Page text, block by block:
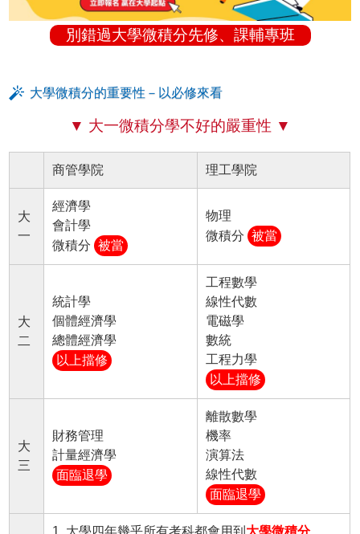
別錯過大學微積分先修、課輔專班
大學微積分的重要性－以必修來看
▼ 大一微積分學不好的嚴重性 ▼
商管學院 理工學院
大
一
經濟學
會計學
微積分 被當
物理
微積分 被當
大
二
統計學
個體經濟學
總體經濟學
以上擋修
工程數學
線性代數
電磁學
數統
工程力學
以上擋修
大
三
財務管理
計量經濟學
面臨退學
離散數學
機率
演算法
線性代數
面臨退學